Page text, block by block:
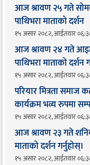
आज श्रावण २५ गते
पाथिभरा माताको दर्शन
१५ असार २०८२, आईतवार
आज श्रावण २४ गते
पाथिभरा माताको दर्शन
१५ असार २०८२, आईतवार
परियार मित्रता समाज
कार्यक्रम भव्य रुपमा
१५ असार २०८२, आईतवार
आज श्रावण २३ गते
माताको दर्शन गर्नुहोस्।
१५ असार २०८२, आईतवार